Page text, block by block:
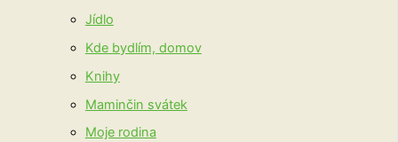
Jídlo
Kde bydlím, domov
Knihy
Maminčin svátek
Moje rodina